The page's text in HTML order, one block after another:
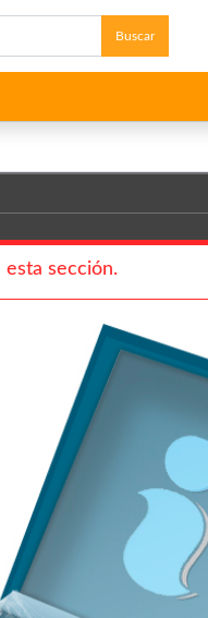
Buscar
sección.